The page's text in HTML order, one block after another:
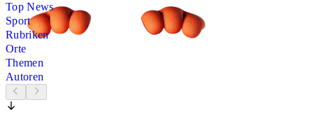
Top News
Sport
Rubriken
Orte
Themen
Autoren